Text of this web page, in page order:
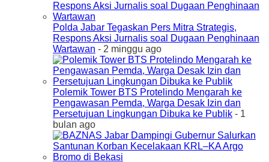
Polda Jabar Tegaskan Pers Mitra Strategis,
Respons Aksi Jurnalis soal Dugaan Penghinaan
Wartawan - 2 minggu ago
Polemik Tower BTS Protelindo Mengarah ke
Pengawasan Pemda, Warga Desak Izin dan
Persetujuan Lingkungan Dibuka ke Publik - 1
bulan ago